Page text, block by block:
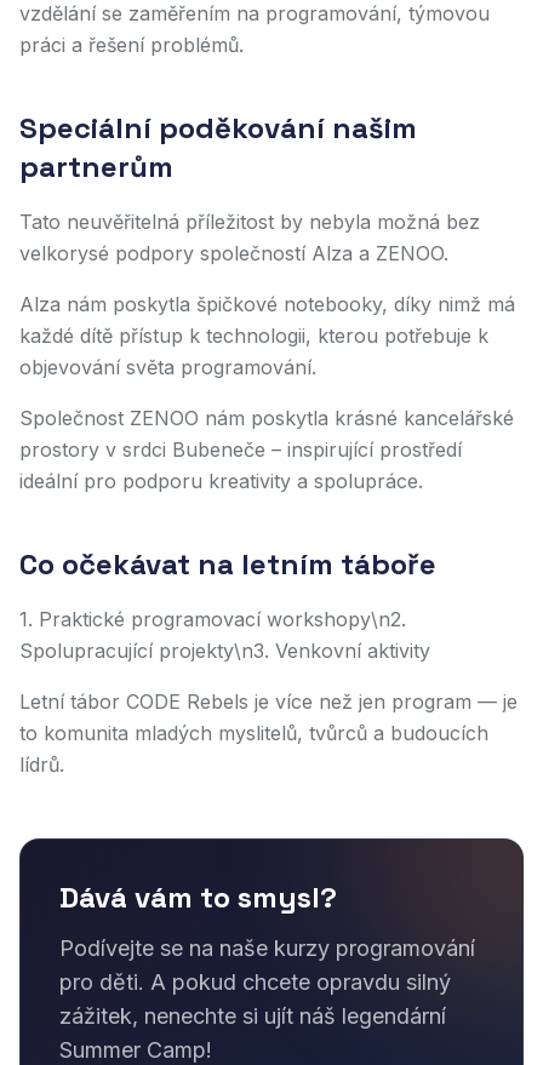
vzdělání se zaměřením na programování, týmovou
práci a řešení problémů.
Speciální poděkování našim
partnerům
Tato neuvěřitelná příležitost by nebyla možná bez
velkorysé podpory společností Alza a ZENOO.
Alza nám poskytla špičkové notebooky, díky nimž má
každé dítě přístup k technologii, kterou potřebuje k
objevování světa programování.
Společnost ZENOO nám poskytla krásné kancelářské
prostory v srdci Bubeneče – inspirující prostředí
ideální pro podporu kreativity a spolupráce.
Co očekávat na letním táboře
1. Praktické programovací workshopy\n2.
Spolupracující projekty\n3. Venkovní aktivity
Letní tábor CODE Rebels je více než jen program — je
to komunita mladých myslitelů, tvůrců a budoucích
lídrů.
Dává vám to smysl?
Podívejte se na naše kurzy programování
pro děti. A pokud chcete opravdu silný
zážitek, nenechte si ujít náš legendární
Summer Camp!